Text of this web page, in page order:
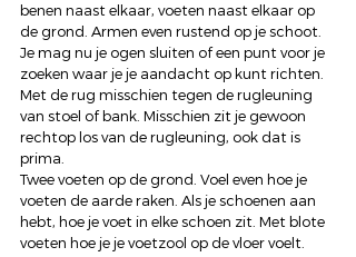
benen naast elkaar, voeten naast elkaar op
de grond. Armen even rustend op je schoot.
Je mag nu je ogen sluiten of een punt voor je
zoeken waar je je aandacht op kunt richten.
Met de rug misschien tegen de rugleuning
van stoel of bank. Misschien zit je gewoon
rechtop los van de rugleuning, ook dat is
prima.
Twee voeten op de grond. Voel even hoe je
voeten de aarde raken. Als je schoenen aan
hebt, hoe je voet in elke schoen zit. Met blote
voeten hoe je je voetzool op de vloer voelt.